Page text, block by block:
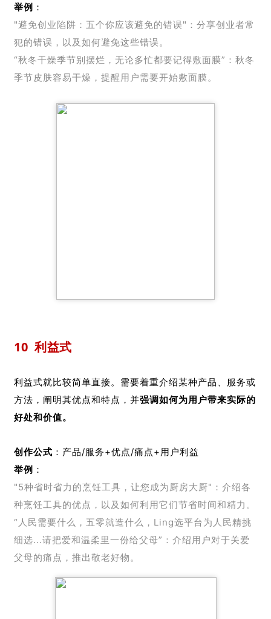
举例 ：
"避免创业陷阱：五个你应该避免的错误"：分享创业者常
犯的错误，以及如何避免这些错误。
“秋冬干燥季节别摆烂，无论多忙都要记得敷面膜”：秋冬
季节皮肤容易干燥，提醒用户需要开始敷面膜。
10利益式
利益式就比较简单直接。需要着重介绍某种产品、服务或
方法，阐明其优点和特点，并强调如何为用户带来实际的
好处和价值。
创作公式 ：产品/服务+优点/痛点+用户利益
举例 ：
"5种省时省力的烹饪工具，让您成为厨房大厨"：介绍各
种烹饪工具的优点，以及如何利用它们节省时间和精力。
“人民需要什么，五零就造什么，Ling选平台为人民精挑
细选...请把爱和温柔里一份给父母”：介绍用户对于关爱
父母的痛点，推出敬老好物。